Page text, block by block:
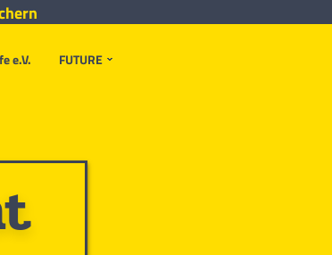
e.V. FUTURE